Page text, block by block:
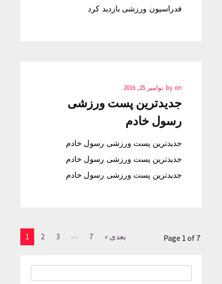
فدراسیون ورزشی بازدید کرد
by on نوامبر 25, 2016
جدیدترین پست ورزشی
رسول خادم
جدیدترین پست ورزشی رسول خادم
جدیدترین پست ورزشی رسول خادم
جدیدترین پست ورزشی رسول خادم
1 2 3 … 7 بعدی » Page 1 of 7